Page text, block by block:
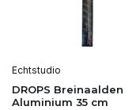
Echtstudio
DROPS Breinaalden
Aluminium 35 cm